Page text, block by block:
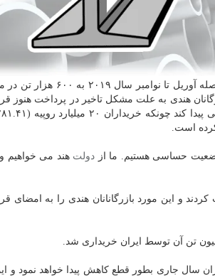
صادرات برنج باسماتی به ایران كه بزرگترین خریدار برنج معطر هندی است، در
هندی به علت مشكل تاخیر در پرداخت هنوز
است.
وضعیت حساسی هستیم. ما از دولت هند می خواهیم
و این مورد بازرگانانان هندی را به امضای
سال جاری بطور قطع كاهش پیدا خواهد نمود و